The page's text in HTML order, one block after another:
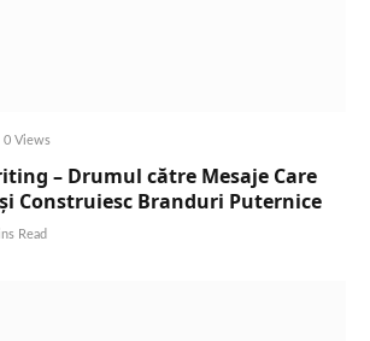
0 Views
– Drumul către Mesaje Care
Construiesc Branduri Puternice
Read